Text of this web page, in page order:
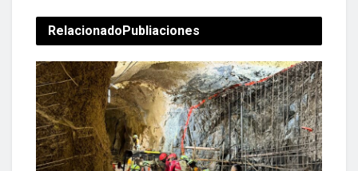
Relacionado Publiaciones